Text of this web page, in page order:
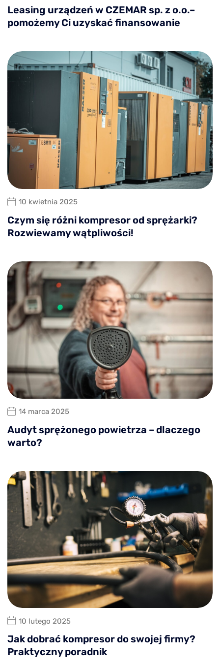
Leasing urządzeń w CZEMAR sp. z o.o.–
pomożemy Ci uzyskać finansowanie
10 kwietnia 2025
Czym się różni kompresor od sprężarki?
Rozwiewamy wątpliwości!
14 marca 2025
Audyt sprężonego powietrza – dlaczego
warto?
10 lutego 2025
Jak dobrać kompresor do swojej firmy?
Praktyczny poradnik